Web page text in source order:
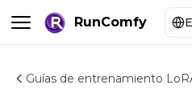
RunComfy
Guías de entrenamiento